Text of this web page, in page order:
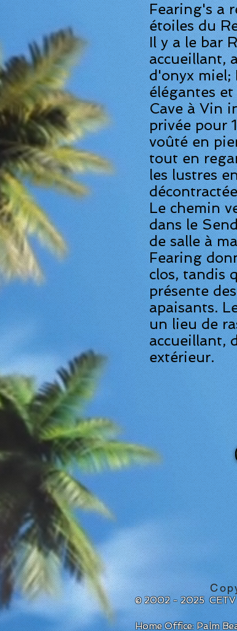
Fearing's a
étoiles du
Il y a le bar
accueillant,
d'onyx miel;
élégantes
Cave à Vin
privée pour
voûté en
tout en
les lustres
Le chemin
dans le
de salle à
Fearing
clos, tandis
présente
apaisants.
un lieu de
accueillant,
extérieur.
© 2002 - 2025 CETV
Home Office: Palm